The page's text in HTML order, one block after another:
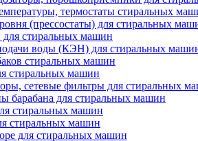
термостаты стиральных
(прессостаты) для стиральных
для стиральных машин
воды (КЭН) для стиральных
стиральных машин
стиральных машин
сетевые фильтры для стиральных
барабана для стиральных машин
стиральных машин
стиральных машин
для стиральных машин